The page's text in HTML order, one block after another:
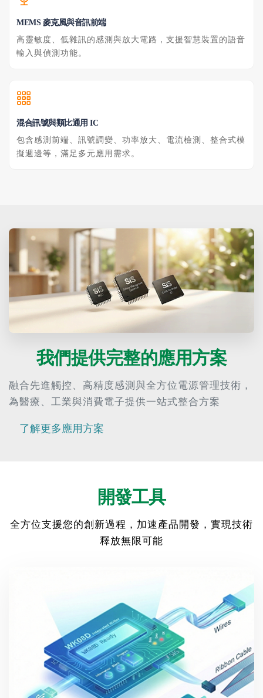
MEMS 麥克風與音訊前端
高靈敏度、低雜訊的感測與放大電路，支援智慧裝置的語音
輸入與偵測功能。
混合訊號與類比通用 IC
包含感測前端、訊號調變、功率放大、電流檢測、整合式模
擬週邊等，滿足多元應用需求。
我們提供完整的應用方案
融合先進觸控、高精度感測與全方位電源管理技術，
為醫療、工業與消費電子提供一站式整合方案
了解更多應用方案
開發工具
全方位支援您的創新過程，加速產品開發，實現技術
釋放無限可能